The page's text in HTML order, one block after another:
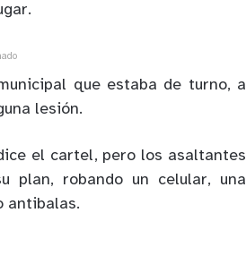
que estaba de turno, a
lesión.
el cartel, pero los asaltantes
plan, robando un celular, una
antibalas.